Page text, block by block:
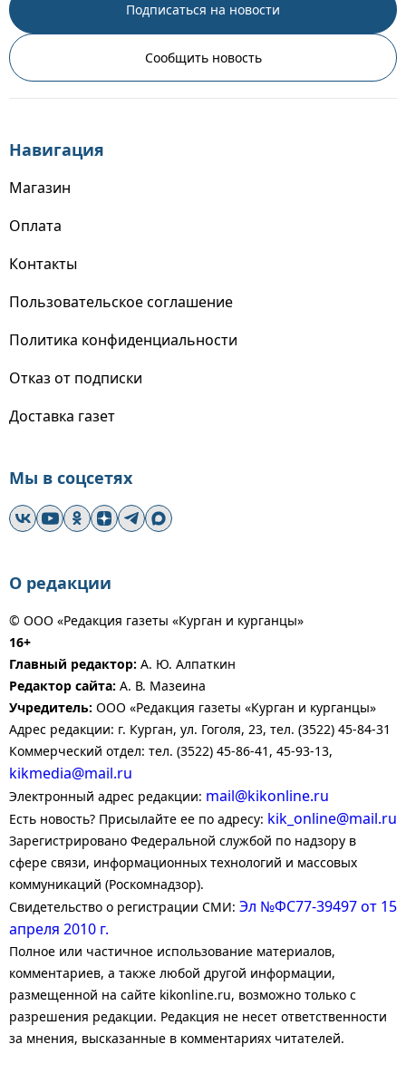
Подписаться на новости
Сообщить новость
Навигация
Магазин
Оплата
Контакты
Пользовательское соглашение
Политика конфиденциальности
Отказ от подписки
Доставка газет
Мы в соцсетях
О редакции
© ООО «Редакция газеты «Курган и курганцы»
16+
Главный редактор: А. Ю. Алпаткин
Редактор сайта: А. В. Мазеина
Учредитель: ООО «Редакция газеты «Курган и курганцы»
Адрес редакции: г. Курган, ул. Гоголя, 23, тел. (3522) 45-84-31
Коммерческий отдел: тел. (3522) 45-86-41, 45-93-13,
kikmedia@mail.ru
Электронный адрес редакции: mail@kikonline.ru
Есть новость? Присылайте ее по адресу: kik_online@mail.ru
Зарегистрировано Федеральной службой по надзору в
сфере связи, информационных технологий и массовых
коммуникаций (Роскомнадзор).
Свидетельство о регистрации СМИ: Эл №ФС77-39497 от 15
апреля 2010 г.
Полное или частичное использование материалов,
комментариев, а также любой другой информации,
размещенной на сайте kikonline.ru, возможно только с
разрешения редакции. Редакция не несет ответственности
за мнения, высказанные в комментариях читателей.